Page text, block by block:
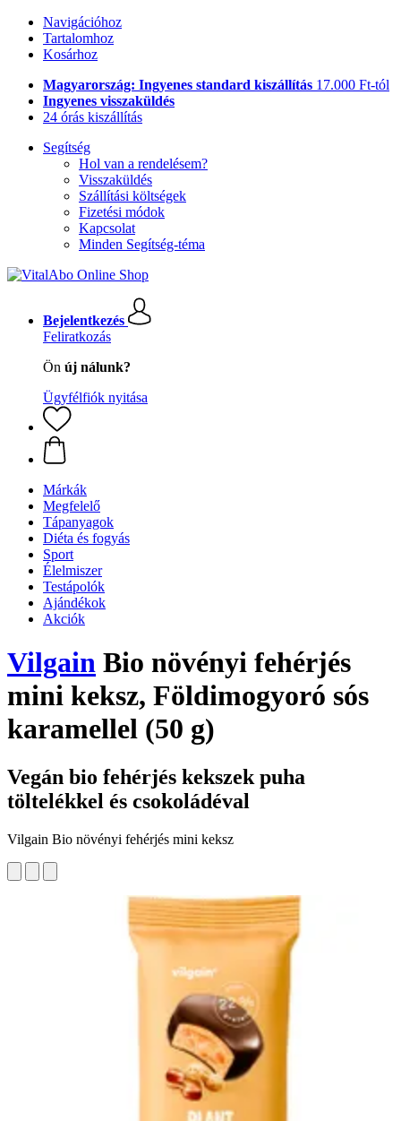
Navigációhoz
Tartalomhoz
Kosárhoz
Magyarország: Ingyenes standard kiszállítás 17.000 Ft-tól
Ingyenes visszaküldés
24 órás kiszállítás
Segítség
Hol van a rendelésem?
Visszaküldés
Szállítási költségek
Fizetési módok
Kapcsolat
Minden Segítség-téma
Bejelentkezés
Feliratkozás
Ön új nálunk?
Ügyfélfiók nyitása
Márkák
Megfelelő
Tápanyagok
Diéta és fogyás
Sport
Élelmiszer
Testápolók
Ajándékok
Akciók
Vilgain Bio növényi fehérjés
mini keksz, Földimogyoró sós
karamellel (50 g)
Vegán bio fehérjés kekszek puha
töltelékkel és csokoládéval
Vilgain Bio növényi fehérjés mini keksz